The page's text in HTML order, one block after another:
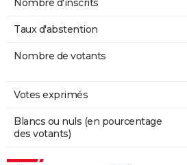
Nombre d'inscrits
Taux d'abstention
Nombre de votants
Votes exprimés
Blancs ou nuls (en pourcentage
des votants)